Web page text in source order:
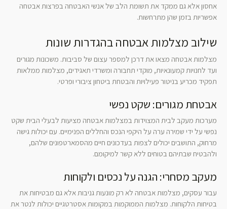
אחסון אלא גם ממקד את תשומת הלב של אנשי האבטחה בפרצות אבטחה
אפשריות בזמן שהן מתרחשות.
שילוב מצלמות אבטחה בהגדרות שונות
מצלמות אבטחה מצאו את דרכן למספר עצום של סביבות. משכונות מגורים
ועד לחנויות קמעונאיות, מוקדי תחבורה ומשרדי תאגידים, מצלמות ממלאות
תפקיד מכריע בניטור פעילויות והבטחת ביטחון ציבורי ופרטי.
אבטחת מגורים: שקט נפשי
מערכות מעקב לבית המצוידות במצלמות אבטחה מציעות לבעלי הבית שקט
נפשי על ידי שמירה ערה על היקפי הנכס והחללים הפנימיים. עם יכולות גישה
מרחוק, התושבים יכולים לצפות בעדכונים חיים מהסמארטפונים שלהם,
ולהבטיח שבתיהם בטוחים ללא קשר למיקומם.
מעקב מסחרי: הגנה על נכסים ולקוחות
עבור עסקים, מצלמות אבטחה לא רק מונעות גניבות אלא גם מבטיחות את
בטיחות הלקוחות. מצלמות הממוקמות במקומות אסטרטגיים יכולות לנטר את